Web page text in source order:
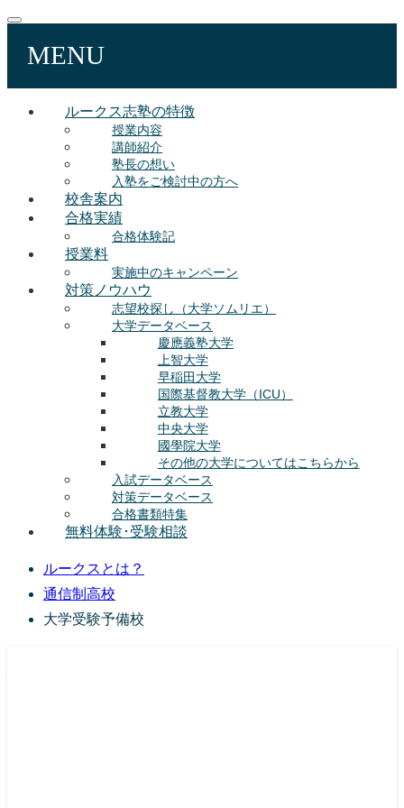
MENU
ルークス志塾の特徴
授業内容
講師紹介
塾長の想い
入塾をご検討中の方へ
校舎案内
合格実績
合格体験記
授業料
実施中のキャンペーン
対策ノウハウ
志望校探し（大学ソムリエ）
大学データベース
慶應義塾大学
上智大学
早稲田大学
国際基督教大学（ICU）
立教大学
中央大学
國學院大学
その他の大学についてはこちらから
入試データベース
対策データベース
合格書類特集
無料体験･受験相談
ルークスとは？
通信制高校
大学受験予備校